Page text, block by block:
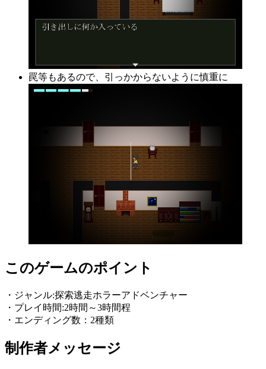
罠等もあるので、引っかからないように慎重に
このゲームのポイント
・ジャンル:探索逃走ホラーアドベンチャー
・プレイ時間:2時間～3時間程
・エンディング数：2種類
制作者メッセージ